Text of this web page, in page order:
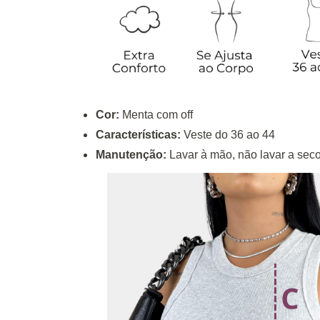
Cor: Menta com off
Características: Veste do 36 ao 44
Manutenção: Lavar à mão, não lavar a